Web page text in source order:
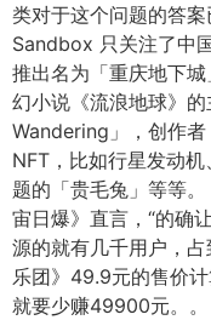
类对于这个问题的答
Sandbox 只关注了中
推出名为「重庆地下
幻小说《流浪地球》
Wandering」，创作
NFT，比如行星发动
题的「贵毛兔」等等
宙日爆》直言，“的确
源的就有几千用户，
乐团》49.9元的售价
就要少赚49900元。。